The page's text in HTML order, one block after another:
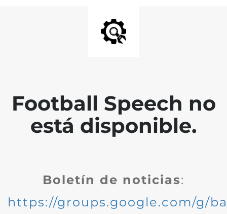
Football Speech no
está disponible.
Boletín de noticias:
https://groups.google.com/g/